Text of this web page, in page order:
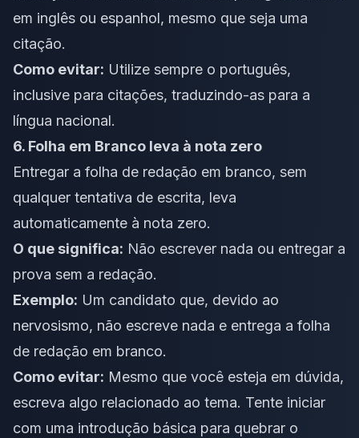
em inglês ou espanhol, mesmo que seja uma
citação.
Como evitar: Utilize sempre o português,
inclusive para citações, traduzindo-as para a
língua nacional.
6. Folha em Branco leva à nota zero
Entregar a folha de redação em branco, sem
qualquer tentativa de escrita, leva
automaticamente à nota zero.
O que significa: Não escrever nada ou entregar a
prova sem a redação.
Exemplo: Um candidato que, devido ao
nervosismo, não escreve nada e entrega a folha
de redação em branco.
Como evitar: Mesmo que você esteja em dúvida,
escreva algo relacionado ao tema. Tente iniciar
com uma introdução básica para quebrar o